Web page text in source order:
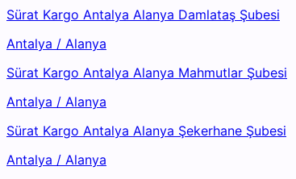
Sürat Kargo Antalya Alanya Damlataş Şubesi
Antalya / Alanya
Sürat Kargo Antalya Alanya Mahmutlar Şubesi
Antalya / Alanya
Sürat Kargo Antalya Alanya Şekerhane Şubesi
Antalya / Alanya